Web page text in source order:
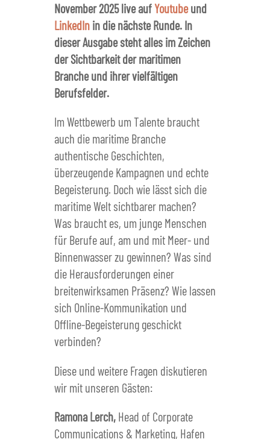
November 2025 live aufYoutubeund
LinkedInin die nächste Runde. In
dieser Ausgabe steht alles im Zeichen
der Sichtbarkeit der maritimen
Branche und ihrer vielfältigen
Berufsfelder.
Im Wettbewerb um Talente braucht
auch die maritime Branche
authentische Geschichten,
überzeugende Kampagnen und echte
Begeisterung. Doch wie lässt sich die
maritime Welt sichtbarer machen?
Was braucht es, um junge Menschen
für Berufe auf, am und mit Meer- und
Binnenwasser zu gewinnen? Was sind
die Herausforderungen einer
breitenwirksamen Präsenz? Wie lassen
sich Online-Kommunikation und
Offline-Begeisterung geschickt
verbinden?
Diese und weitere Fragen diskutieren
wir mit unseren Gästen:
Ramona Lerch,Head of Corporate
Communications & Marketing, Hafen